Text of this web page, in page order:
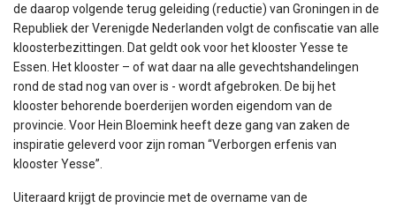
de daarop volgende terug geleiding (reductie) van Groningen in de
Republiek der Verenigde Nederlanden volgt de confiscatie van alle
kloosterbezittingen. Dat geldt ook voor het klooster Yesse te
Essen. Het klooster – of wat daar na alle gevechtshandelingen
rond de stad nog van over is - wordt afgebroken. De bij het
klooster behorende boerderijen worden eigendom van de
provincie. Voor Hein Bloemink heeft deze gang van zaken de
inspiratie geleverd voor zijn roman “Verborgen erfenis van
klooster Yesse”.
Uiteraard krijgt de provincie met de overname van de